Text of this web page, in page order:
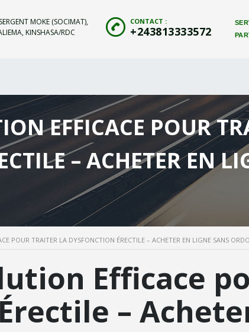
CONTACT :
+243813333572
MOKE (SOCIMAT),
KINSHASA/RDC
EFFICACE POUR
– ACHETER EN
POUR TRAITER LA DYSFONCTION ÉRECTILE – ACHETER EN LIGNE SANS
Efficace
–